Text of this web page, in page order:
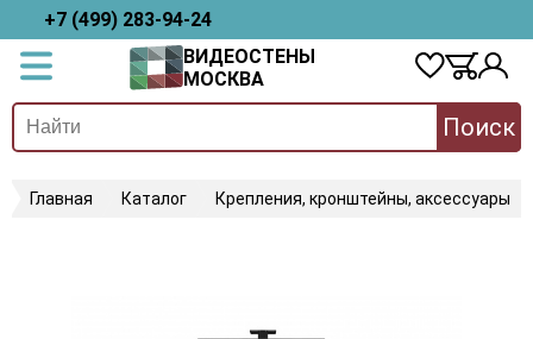
+7 (499) 283-94-24
ВИДЕОСТЕНЫ
МОСКВА
Поиск
Главная Каталог Крепления, кронштейны, аксессуары